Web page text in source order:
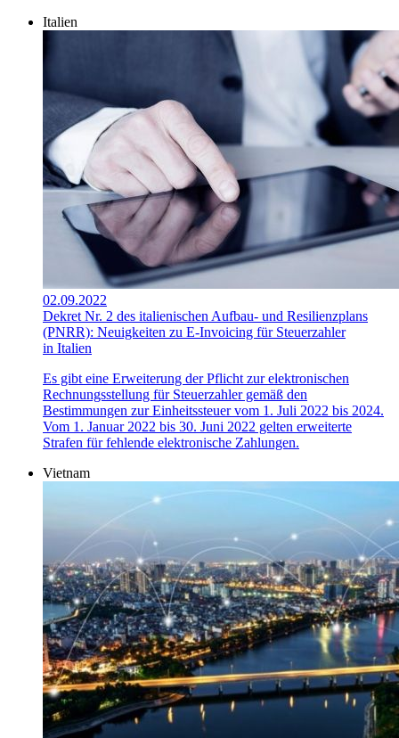
Italien
02.09.2022
Dekret Nr. 2 des italienischen Aufbau- und Resilienzplans
(PNRR): Neuigkeiten zu E-Invoicing für Steuerzahler
in Italien
Es gibt eine Erweiterung der Pflicht zur elektronischen
Rechnungsstellung für Steuerzahler gemäß den
Bestimmungen zur Einheitssteuer vom 1. Juli 2022 bis 2024.
Vom 1. Januar 2022 bis 30. Juni 2022 gelten erweiterte
Strafen für fehlende elektronische Zahlungen.
Vietnam